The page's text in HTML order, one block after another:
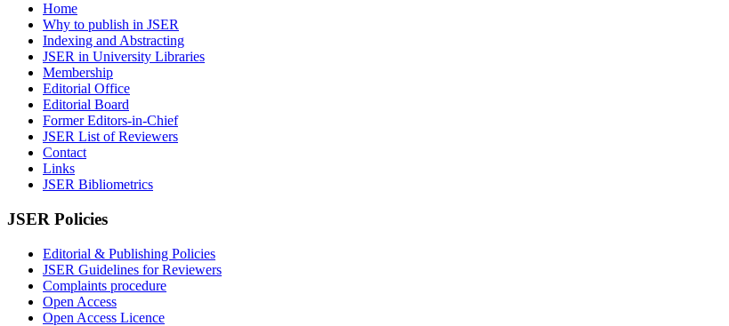
Home
Why to publish in JSER
Indexing and Abstracting
JSER in University Libraries
Membership
Editorial Office
Editorial Board
Former Editors-in-Chief
JSER List of Reviewers
Contact
Links
JSER Bibliometrics
JSER Policies
Editorial & Publishing Policies
JSER Guidelines for Reviewers
Complaints procedure
Open Access
Open Access Licence